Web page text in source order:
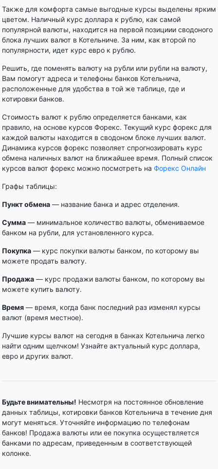
Также для комфорта самые выгодные курсы выделены ярким
цветом. Наличный курс доллара к рублю, как самой
популярной валюты, находится на первой позициии сводоного
блока лучших валют в Котельниче. За ним, как второй по
популярности, идет курс евро к рублю.
Решить, где поменять валюту на рубли или рубли на валюту,
Вам помогут адреса и телефоны банков Котельнича,
расположенные для удобства в той же таблице, где и
котировки банков.
Стоимость валют к рублю определяется банками, как
правило, на основе курсов Форекс. Текущий курс форекс для
каждой валюты находится в сводоном блоке лучших валют.
Динамика курсов форекс позволяет спрогнозировать курс
обмена наличных валют на ближайшее время. Полный список
курсов валют форекс можно посмотреть на Форекс Онлайн
Графы таблицы:
Пункт обмена — название банка и адрес отделения.
Сумма — минимальное количество валюты, обмениваемое
банком на рубли, для установленного курса.
Покупка — курс покупки валюты банком, по которому вы
можете продать валюту.
Продажа — курс продажи валюты банком, по которому вы
можете купить валюту.
Время — время, когда банк последний раз изменял курсы
валют (время местное).
Лучшие курсы валют на сегодня в банках Котельнича легко
найти одним щелчком! Узнайте актуальный курс доллара,
евро и других валют.
Будьте внимательны! Несмотря на постоянное обновление
данных таблицы, котировки банков Котельнича в течение дня
могут меняться. Уточняйте информацию по телефонам
банков! Продажа валюты или ее покупка осуществляется
банками по адресам, приведенным в соответствующей
колонке.